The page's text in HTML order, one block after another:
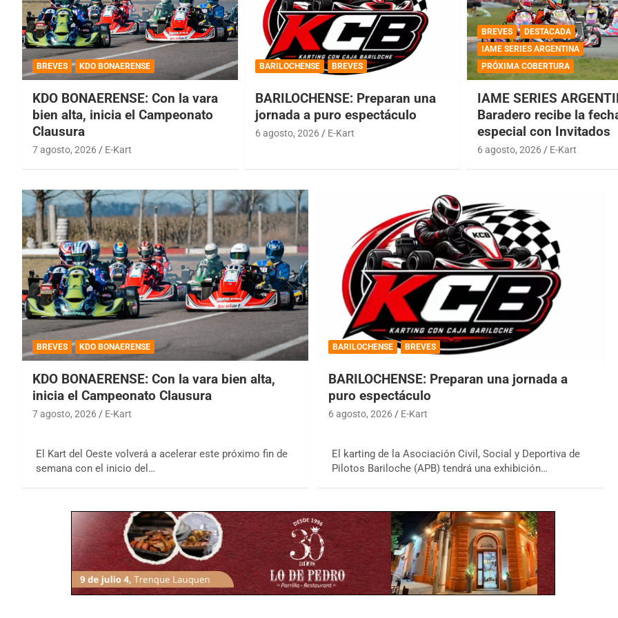
BREVES KDO BONAERENSE
KDO BONAERENSE: Con la vara
bien alta, inicia el Campeonato
Clausura
7 agosto, 2026 E-Kart
BARILOCHENSE BREVES
BARILOCHENSE: Preparan una
jornada a puro espectáculo
6 agosto, 2026 E-Kart
BREVES
DESTACADA
IAME SERIES ARGENTINA
PRÓXIMA COBERTURA
IAME SERIES
Baradero recibe la
especial con Invitados
6 agosto, 2026 E-Kart
BREVES KDO BONAERENSE
KDO BONAERENSE: Con la vara bien alta,
inicia el Campeonato Clausura
7 agosto, 2026 E-Kart
El Kart del Oeste volverá a acelerar este próximo fin de
semana con el inicio del…
BARILOCHENSE BREVES
BARILOCHENSE: Preparan una jornada a
puro espectáculo
6 agosto, 2026 E-Kart
El karting de la Asociación Civil, Social y Deportiva de
Pilotos Bariloche (APB) tendrá una exhibición…